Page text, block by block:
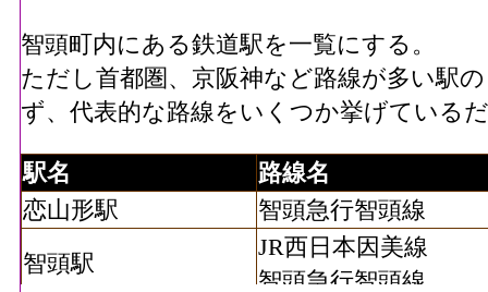
智頭町内にある鉄道駅を一覧にする。
ただし首都圏、京阪神など路線が多い駅
ず、代表的な路線をいくつか挙げている
駅名
路線名
恋山形駅
智頭急行智頭線
智頭駅
JR西日本因美線
智頭急行智頭線